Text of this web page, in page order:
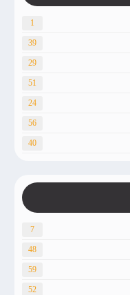
1
39
29
51
24
56
40
7
48
59
52